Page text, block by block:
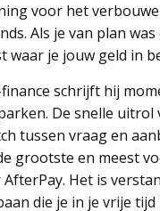
voor het
Als je van plan
waar je jouw geld in
schrijft hij
De snelle uitrol
tussen vraag en
grootste en meest
Het is
die je in je vrije